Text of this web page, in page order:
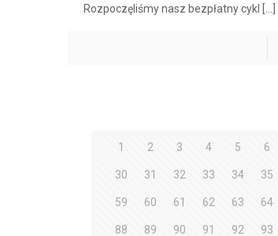
Rozpoczęliśmy nasz bezpłatny cykl
1 2 3 4 5 6
30 31 32 33 34 35
59 60 61 62 63 64
88 89 90 91 92 93